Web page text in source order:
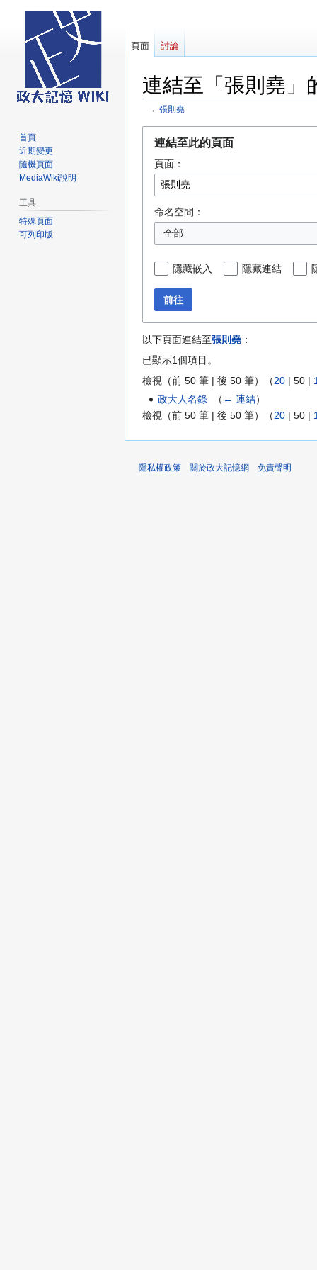
連結至「張則堯」
←張則堯
連結至此的頁面
頁面：
命名空間：
全部
隱藏嵌入 隱藏連結
前往
以下頁面連結至張則堯 ：
已顯示1個項目。
檢視（前 50 筆 | 後 50 筆）（20 | 50 |
政大人名錄
（ ← 連結）
檢視（前 50 筆 | 後 50 筆）（20 | 50 |
頁面 討論
首頁
近期變更
隨機頁面
MediaWiki說明
工具
特殊頁面
可列印版
隱私權政策 關於政大記憶網 免責聲明